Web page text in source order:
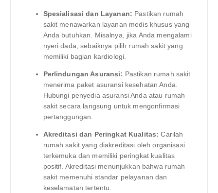
Spesialisasi dan Layanan: Pastikan rumah
sakit menawarkan layanan medis khusus yang
Anda butuhkan. Misalnya, jika Anda mengalami
nyeri dada, sebaiknya pilih rumah sakit yang
memiliki bagian kardiologi.
Perlindungan Asuransi: Pastikan rumah sakit
menerima paket asuransi kesehatan Anda.
Hubungi penyedia asuransi Anda atau rumah
sakit secara langsung untuk mengonfirmasi
pertanggungan.
Akreditasi dan Peringkat Kualitas: Carilah
rumah sakit yang diakreditasi oleh organisasi
terkemuka dan memiliki peringkat kualitas
positif. Akreditasi menunjukkan bahwa rumah
sakit memenuhi standar pelayanan dan
keselamatan tertentu.